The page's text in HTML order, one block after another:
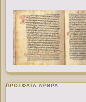
ΠΡΌΣΦΑΤΑ ΆΡΘΡΑ